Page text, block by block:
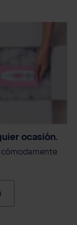
ocasión.
cómodamente